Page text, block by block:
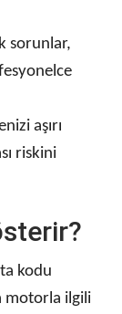
sorunlar,
aşırı
riskini
kodu
motorla ilgili